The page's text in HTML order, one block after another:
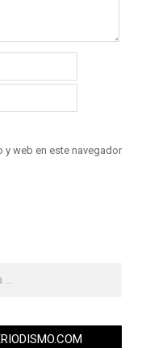
y web en este navegador